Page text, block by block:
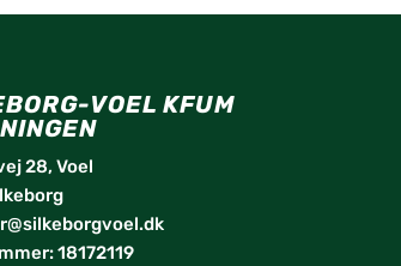
VOEL KFUM
28, Voel
18172119